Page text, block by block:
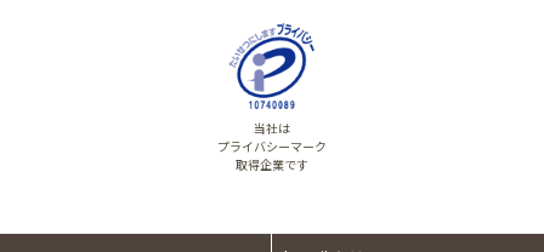
当社は
プライバシーマーク
取得企業です